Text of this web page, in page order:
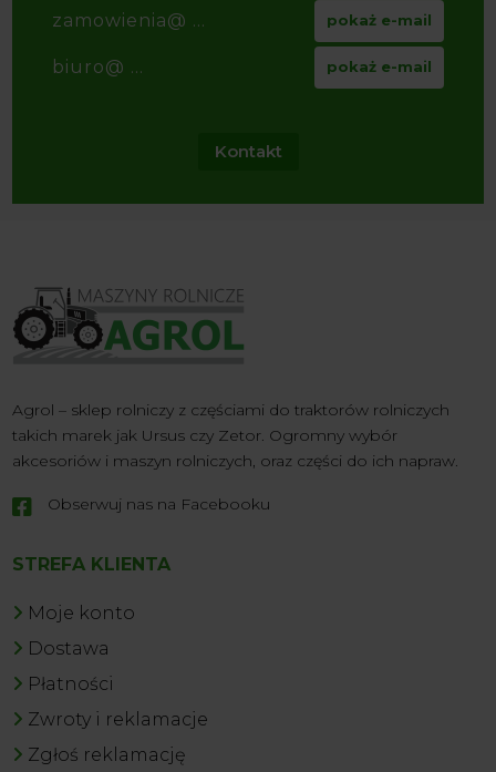
zamowienia@ ... pokaż e-mail
biuro@ ... pokaż e-mail
Kontakt
Agrol – sklep rolniczy z częściami do traktorów rolniczych
takich marek jak Ursus czy Zetor. Ogromny wybór
akcesoriów i maszyn rolniczych, oraz części do ich napraw.
 Obserwuj nas na Facebooku
STREFA KLIENTA
Moje konto
Dostawa
Płatności
Zwroty i reklamacje
Zgłoś reklamację